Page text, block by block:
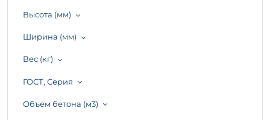
Высота (мм)
Ширина (мм)
Вес (кг)
ГОСТ, Серия
Объем бетона (м3)